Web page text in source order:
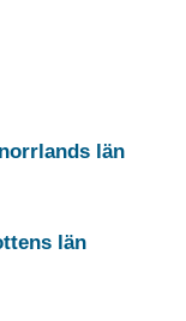
län
län